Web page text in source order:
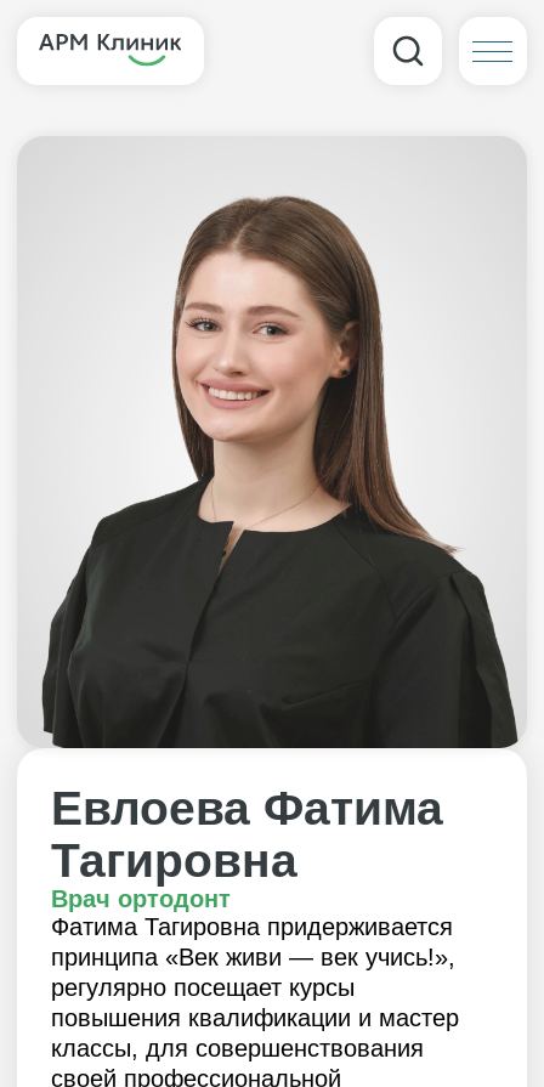
Евлоева Фатима
Тагировна
Врач ортодонт
Фатима Тагировна придерживается
принципа «Век живи — век учись!»,
регулярно посещает курсы
повышения квалификации и мастер
классы, для совершенствования
деятельности. Считает, что каждый
пациент индивидуален и единого
каждый случай требует
профессионального подхода
и грамотной диагностики
с последующим составлением плана
Записаться на прием